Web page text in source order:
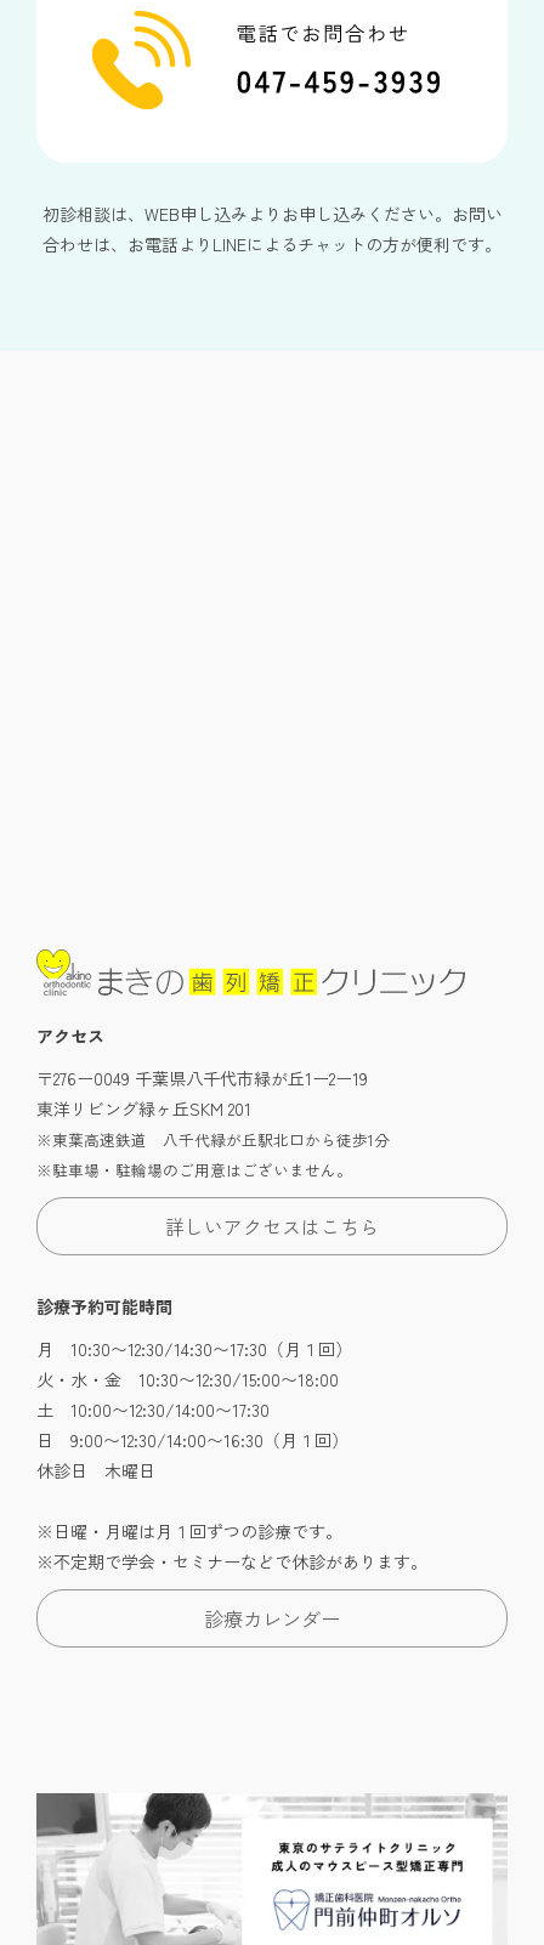
初診相談は、WEB申し込みよりお申し込みください。お問い
合わせは、お電話よりLINEによるチャットの方が便利です。
アクセス
〒276ー0049 千葉県八千代市緑が丘1ー2ー19
東洋リビング緑ヶ丘SKM 201
※東葉高速鉄道 八千代緑が丘駅北口から徒歩1分
※駐車場・駐輪場のご用意はございません。
詳しいアクセスはこちら
診療予約可能時間
月 10:30〜12:30/14:30〜17:30（月１回）
火・水・金 10:30〜12:30/15:00〜18:00
土 10:00〜12:30/14:00〜17:30
日 9:00〜12:30/14:00〜16:30（月１回）
休診日 木曜日
※日曜・月曜は月１回ずつの診療です。
※不定期で学会・セミナーなどで休診があります。
診療カレンダー